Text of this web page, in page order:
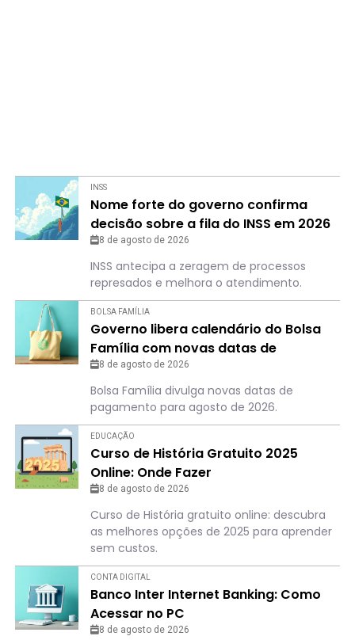
INSS
Nome forte do governo confirma
decisão sobre a fila do INSS em 2026
8 de agosto de 2026
INSS antecipa a zeragem de processos
represados e melhora o atendimento.
BOLSA FAMÍLIA
Governo libera calendário do Bolsa
Família com novas datas de
pagamento em agosto
8 de agosto de 2026
Bolsa Família divulga novas datas de
pagamento para agosto de 2026.
EDUCAÇÃO
Curso de História Gratuito 2025
Online: Onde Fazer
8 de agosto de 2026
Curso de História gratuito online: descubra
as melhores opções de 2025 para aprender
sem custos.
CONTA DIGITAL
Banco Inter Internet Banking: Como
Acessar no PC
8 de agosto de 2026